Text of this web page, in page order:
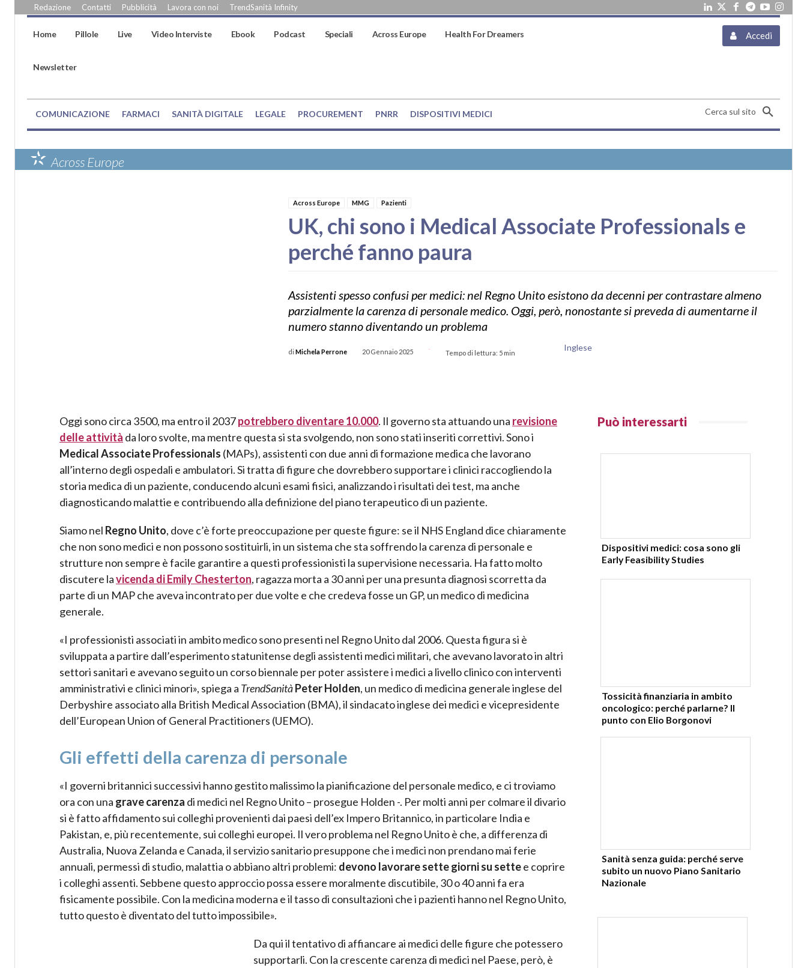
Redazione Contatti Pubblicità Lavora con noi TrendSanità Infinity
Home Pillole Live Video Interviste Ebook Podcast Speciali Across Europe Health For Dreamers
Newsletter
Accedi
COMUNICAZIONE FARMACI SANITÀ DIGITALE LEGALE PROCUREMENT PNRR DISPOSITIVI MEDICI Cerca sul sito
Across Europe
Across Europe MMG Pazienti
UK, chi sono i Medical Associate Professionals e
perché fanno paura
Assistenti spesso confusi per medici: nel Regno Unito esistono da decenni per contrastare almeno
parzialmente la carenza di personale medico. Oggi, però, nonostante si preveda di aumentarne il
numero stanno diventando un problema
di Michela Perrone 20 Gennaio 2025 -
Tempo di lettura: 5 min Inglese
Oggi sono circa 3500, ma entro il 2037potrebbero diventare 10.000. Il governo sta attuando una revisione
delle attività da loro svolte, ma mentre questa si sta svolgendo, non sono stati inseriti correttivi. Sono i
Medical Associate Professionals (MAPs), assistenti con due anni di formazione medica che lavorano
all’interno degli ospedali e ambulatori. Si tratta di figure che dovrebbero supportare i clinici raccogliendo la
storia medica di un paziente, conducendo alcuni esami fisici, analizzando i risultati dei test, ma anche
diagnosticando malattie e contribuendo alla definizione del piano terapeutico di un paziente.
Siamo nel Regno Unito, dove c’è forte preoccupazione per queste figure: se il NHS England dice chiaramente
che non sono medici e non possono sostituirli, in un sistema che sta soffrendo la carenza di personale e
strutture non sempre è facile garantire a questi professionisti la supervisione necessaria. Ha fatto molto
discutere lavicenda di Emily Chesterton, ragazza morta a 30 anni per una presunta diagnosi scorretta da
parte di un MAP che aveva incontrato per due volte e che credeva fosse un GP, un medico di medicina
generale.
«I professionisti associati in ambito medico sono presenti nel Regno Unito dal 2006. Questa figura si è
sviluppata a partire dall’esperimento statunitense degli assistenti medici militari, che avevano lavorato in altri
settori sanitari e avevano seguito un corso biennale per poter assistere i medici a livello clinico con interventi
amministrativi e clinici minori», spiega a TrendSanitàPeter Holden, un medico di medicina generale inglese del
Derbyshire associato alla British Medical Association (BMA), il sindacato inglese dei medici e vicepresidente
dell’European Union of General Practitioners (UEMO).
Gli effetti della carenza di personale
«I governi britannici successivi hanno gestito malissimo la pianificazione del personale medico, e ci troviamo
ora con una grave carenza di medici nel Regno Unito – prosegue Holden -. Per molti anni per colmare il divario
si è fatto affidamento sui colleghi provenienti dai paesi dell’ex Impero Britannico, in particolare India e
Pakistan, e, più recentemente, sui colleghi europei. Il vero problema nel Regno Unito è che, a differenza di
Australia, Nuova Zelanda e Canada, il servizio sanitario presuppone che i medici non prendano mai ferie
annuali, permessi di studio, malattia o abbiano altri problemi: devono lavorare sette giorni su settee coprire
i colleghi assenti. Sebbene questo approccio possa essere moralmente discutibile, 30 o 40 anni fa era
fisicamente possibile. Con la medicina moderna e il tasso di consultazioni che i pazienti hanno nel Regno Unito,
tutto questo è diventato del tutto impossibile».
Da qui il tentativo di affiancare ai medici delle figure che potessero
supportarli. Con la crescente carenza di medici nel Paese, però, è
Può interessarti
Dispositivi medici: cosa sono gli
Early Feasibility Studies
Tossicità finanziaria in ambito
oncologico: perché parlarne? Il
punto con Elio Borgonovi
Sanità senza guida: perché serve
subito un nuovo Piano Sanitario
Nazionale